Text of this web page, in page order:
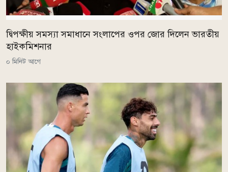
দ্বিপক্ষীয় সমস্যা সমাধানে সংলাপের ওপর জোর দিলেন ভারতীয়
হাইকমিশনার
০ মিনিট আগে